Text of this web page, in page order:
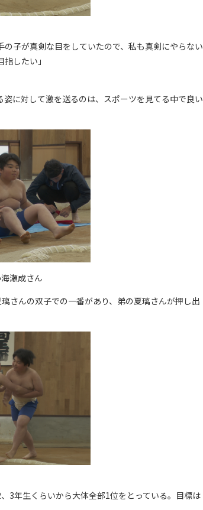
子が真剣な目をしていたので、私も真剣にやらない
したい」
に対して激を送るのは、スポーツを見てる中で良い
瀬成さん
さんの双子での一番があり、弟の夏璃さんが押し出
3年生くらいから大体全部1位をとっている。目標は